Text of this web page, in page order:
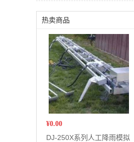
热卖商品
¥0.00
DJ-250X系列人工降雨模拟